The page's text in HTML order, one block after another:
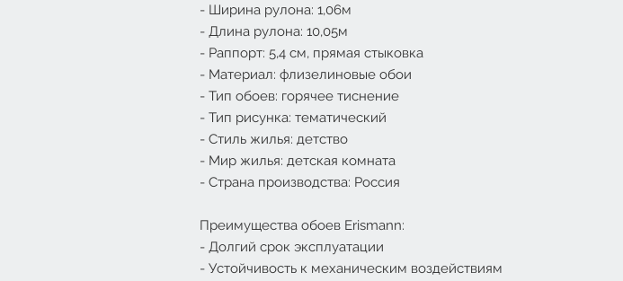
- Ширина рулона: 1,06м
- Длина рулона: 10,05м
- Раппорт: 5,4 см, прямая стыковка
- Материал: флизелиновые обои
- Тип обоев: горячее тиснение
- Тип рисунка: тематический
- Стиль жилья: детство
- Мир жилья: детская комната
- Страна производства: Россия
Преимущества обоев Erismann:
- Долгий срок эксплуатации
- Устойчивость к механическим воздействиям